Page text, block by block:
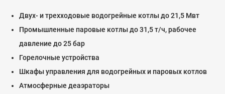
Двух- и трехходовые водогрейные котлы до 21,5 Мвт
Промышленные паровые котлы до 31,5 т/ч, рабочее
давление до 25 бар
Горелочные устройства
Шкафы управления для водогрейных и паровых котлов
Атмосферные деаэраторы